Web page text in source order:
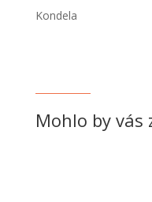
Kondela
Mohlo by vás